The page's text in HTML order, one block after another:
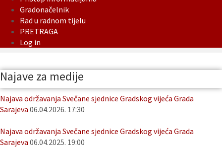
Gradonačelnik
Rad u radnom tijelu
PRETRAGA
Log in
Najave za medije
Najava održavanja Svečane sjednice Gradskog vijeća Grada
Sarajeva 06.04.2026. 17:30
Najava održavanja Svečane sjednice Gradskog vijeća Grada
Sarajeva 06.04.2025. 19:00